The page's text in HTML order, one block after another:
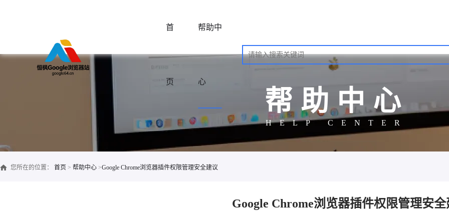
首
页
帮助中
心
帮助中心
HELP CENTER
您所在的位置： 首页 > 帮助中心 >Google Chrome浏览器插件权限管理安全建议
Google Chrome浏览器插件权限管理安全